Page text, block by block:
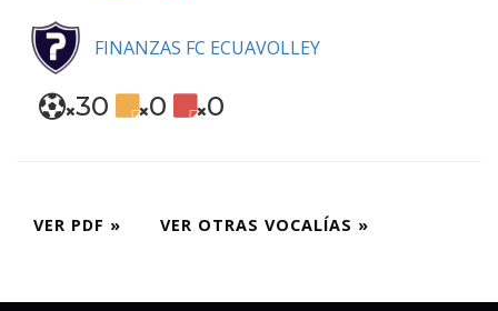
FINANZAS FC ECUAVOLLEY
30 0 0
VER PDF » VER OTRAS VOCALÍAS »